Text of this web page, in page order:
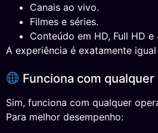
Canais ao vivo.
Filmes e séries.
Conteúdo em HD, Full HD e
A experiência é exatamente
Funciona com
Sim, funciona com qualquer
Para melhor desempenho: